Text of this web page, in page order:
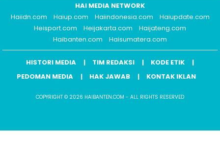
HAI MEDIA NETWORK
Haiidn.com
Haiup.com Haiindonesia.com
Haiupdate.com
Heisport.com
Heijakarta.com
Haijateng.com
Haibanten.com
Haisumatera.com
HISTORI MEDIA TIM REDAKSI
KODE ETIK
PEDOMAN MEDIA
HAK JAWAB KONTAK IKLAN
COPYRIGHT © 2026 HAIBANTEN.COM - ALL RIGHTS RESERVED